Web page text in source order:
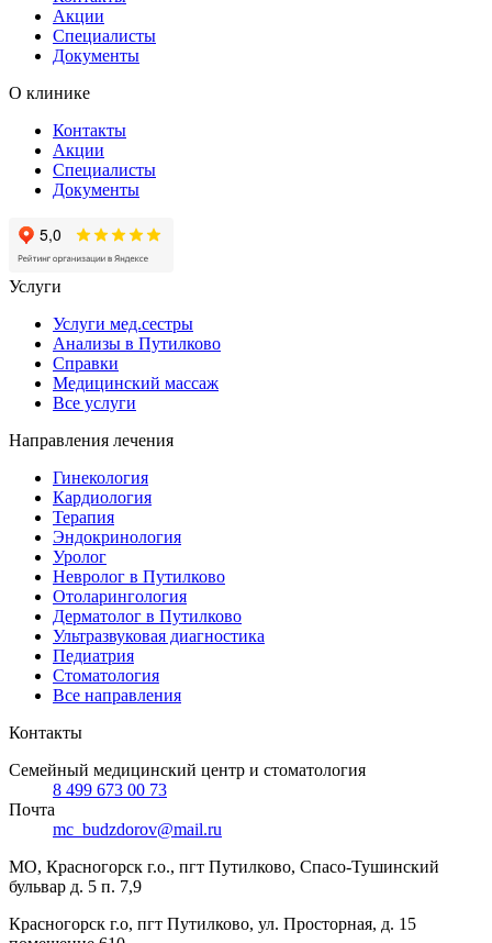
Акции
Специалисты
Документы
О клинике
Контакты
Акции
Специалисты
Документы
Услуги
Услуги мед.сестры
Анализы в Путилково
Справки
Медицинский массаж
Bce услуги
Направления лечения
Гинекология
Кардиология
Терапия
Эндокринология
Уролог
Невролог в Путилково
Отоларингология
Дерматолог в Путилково
Ультразвуковая диагностика
Педиатрия
Стоматология
Bce направления
Контакты
Семейный медицинский центр и стоматология
8 499 673 00 73
Почта
mc_budzdorov@mail.ru
МО, Красногорск г.о., пгт Путилково, Спасо-Тушинский
бульвар д. 5 п. 7,9
Красногорск г.о, пгт Путилково, ул. Просторная, д. 15